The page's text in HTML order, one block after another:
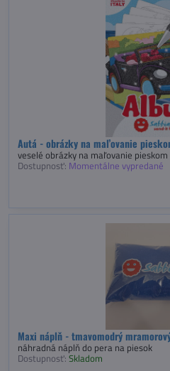
Autá - obrázky na maľovanie
veselé obrázky na maľovanie pieskom
Dostupnosť: Momentálne vypredané
Maxi náplň - tmavomodrý
náhradná náplň do pera na piesok
Dostupnosť: Skladom